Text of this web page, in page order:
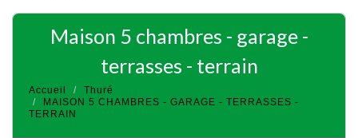
maison 5 chambres - garage -
terrasses - terrain
Accueil
Thuré
MAISON 5 CHAMBRES - GARAGE - TERRASSES -
TERRAIN